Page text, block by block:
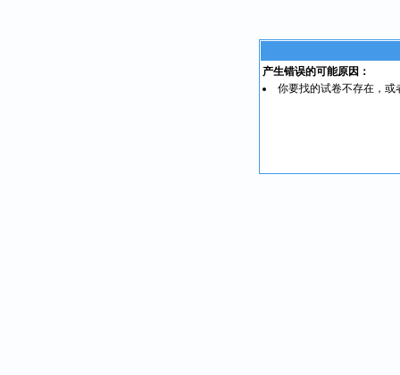
产生错误的可能原因：
你要找的试卷不存在，或